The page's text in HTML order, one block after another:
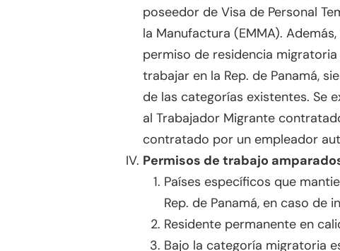
poseedor de Visa de Personal
la Manufactura (EMMA).
permiso de residencia
trabajar en la Rep. de Panamá,
de las categorías existentes. Se
al Trabajador Migrante
contratado por un empleador
Permisos de trabajo
Países específicos que
Rep. de Panamá, en caso de
Residente permanente en
Bajo la categoría migratoria